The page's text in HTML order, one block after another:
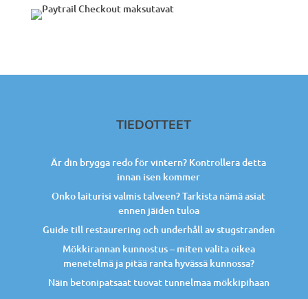
TIEDOTTEET
Är din brygga redo för vintern? Kontrollera detta
innan isen kommer
Onko laiturisi valmis talveen? Tarkista nämä asiat
ennen jäiden tuloa
Guide till restaurering och underhåll av stugstranden
Mökkirannan kunnostus – miten valita oikea
menetelmä ja pitää ranta hyvässä kunnossa?
Näin betonipatsaat tuovat tunnelmaa mökkipihaan